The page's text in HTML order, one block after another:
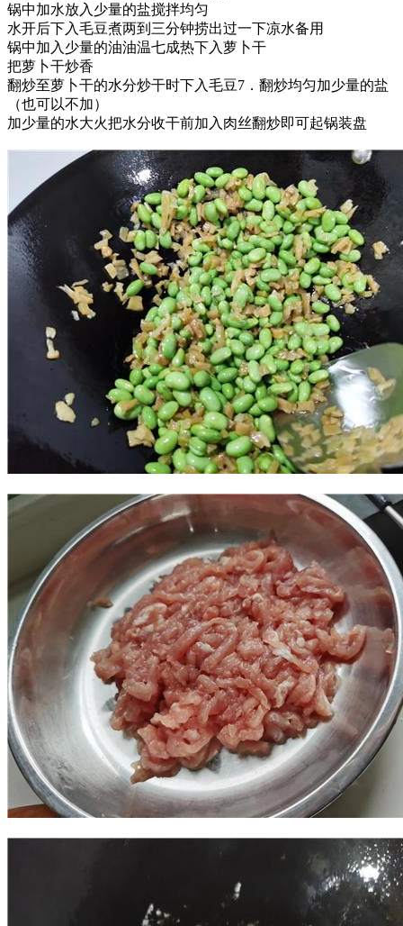
锅中加水放入少量的盐搅拌均匀
水开后下入毛豆煮两到三分钟捞出过一下凉水备用
锅中加入少量的油油温七成热下入萝卜干
把萝卜干炒香
翻炒至萝卜干的水分炒干时下入毛豆7．翻炒均匀加少量的盐
（也可以不加）
加少量的水大火把水分收干前加入肉丝翻炒即可起锅装盘